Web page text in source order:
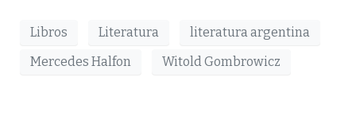
Libros Literatura
literatura argentina
Mercedes Halfon
Witold Gombrowicz